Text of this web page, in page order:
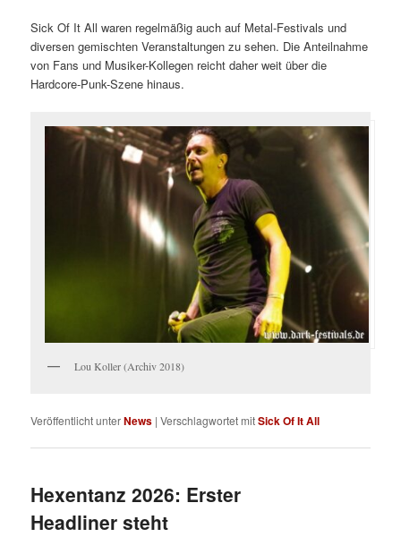
Sick Of It All waren regelmäßig auch auf Metal-Festivals und
diversen gemischten Veranstaltungen zu sehen. Die Anteilnahme
von Fans und Musiker-Kollegen reicht daher weit über die
Hardcore-Punk-Szene hinaus.
Lou Koller (Archiv 2018)
Veröffentlicht unterNews |Verschlagwortet mitSick Of It All
Hexentanz 2026: Erster
Headliner steht